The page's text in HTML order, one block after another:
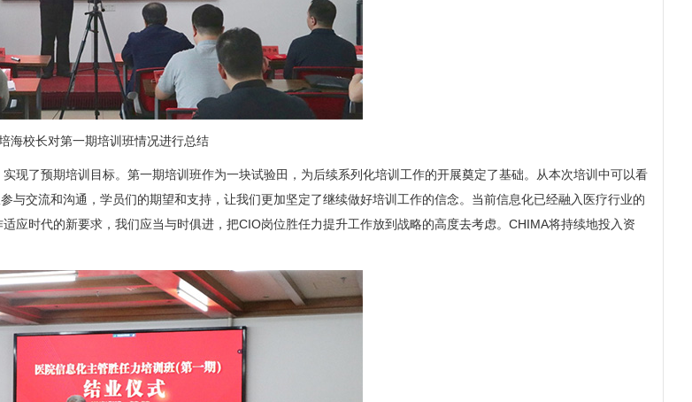
海校长对第一期培训班情况进行总结
了预期培训目标。第一期培训班作为一块试验田，为后续系列化培训工作的开展奠定了基础。从本次培训中可以看
交流和沟通，学员们的期望和支持，让我们更加坚定了继续做好培训工作的信念。当前信息化已经融入医疗行业的
应时代的新要求，我们应当与时俱进，把CIO岗位胜任力提升工作放到战略的高度去考虑。CHIMA将持续地投入资